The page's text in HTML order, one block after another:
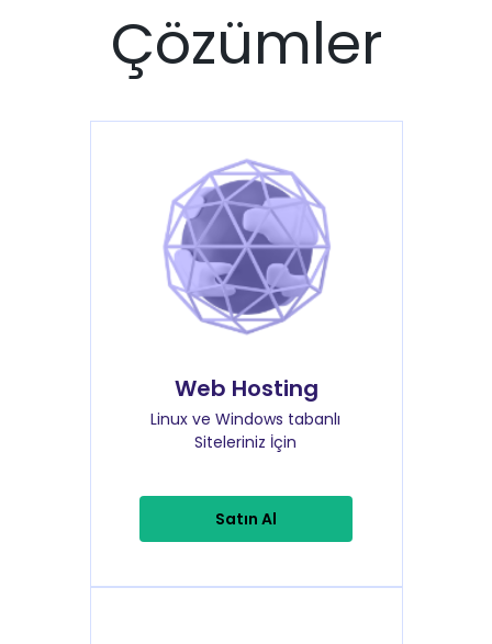
Çözümler
Web Hosting
Linux ve Windows tabanlı
Siteleriniz İçin
Satın Al